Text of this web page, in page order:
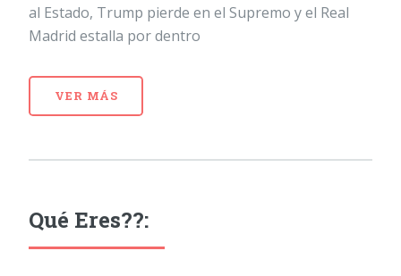
al Estado, Trump pierde en el Supremo y el Real
Madrid estalla por dentro
VER MÁS
Qué Eres??: